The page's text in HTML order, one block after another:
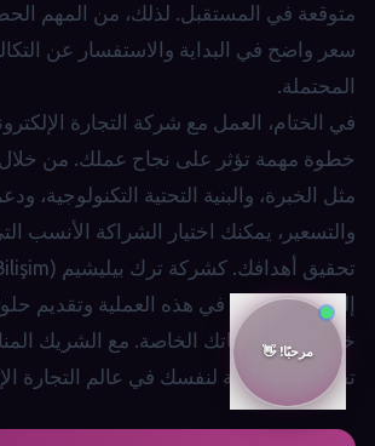
متوقعة في المستقبل. لذلك، من المهم
سعر واضح في البداية والاستفسار عن
المحتملة.
في الختام، العمل مع شركة التجارة
خطوة مهمة تؤثر على نجاح عملك. من خلال
مثل الخبرة، والبنية التحتية التكنولوجية،
والتسعير، يمكنك اختيار الشراكة الأنسب
إلى العمل معك في هذه العملية وتقديم
خصيصاً لاحتياجاتك الخاصة. مع الشريك
تحتل مكانة قوية لنفسك في عالم التجارة